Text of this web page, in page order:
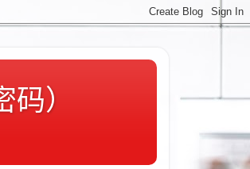
）